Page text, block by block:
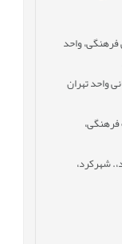
واحد
واحد تهران
شهرکرد،